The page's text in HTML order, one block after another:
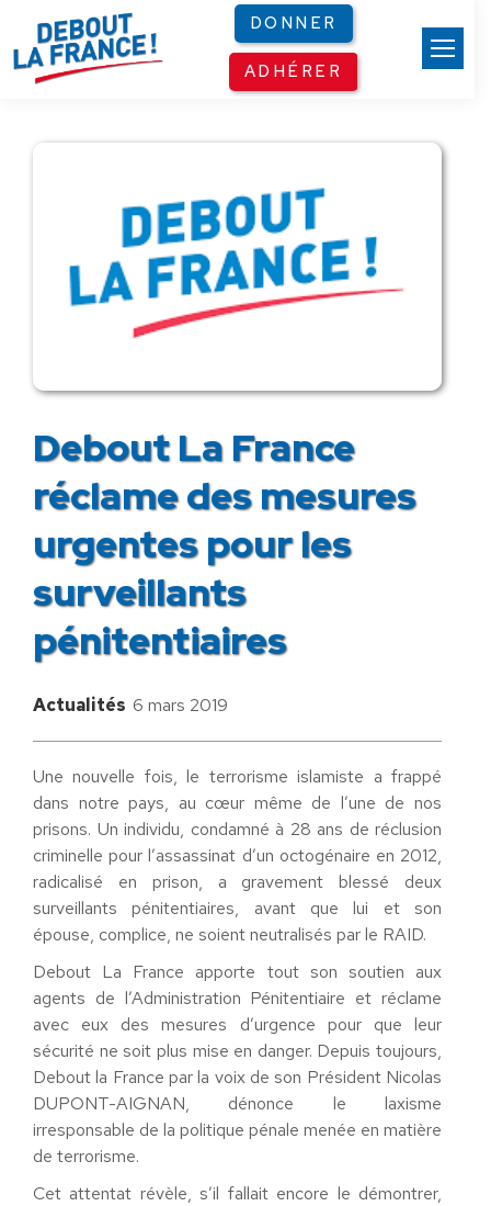
DONNER
ADHÉRER
Debout La France
réclame des mesures
urgentes pour les
surveillants
pénitentiaires
Actualités 6 mars 2019
Une nouvelle fois, le terrorisme islamiste a frappé
dans notre pays, au cœur même de l’une de nos
prisons. Un individu, condamné à 28 ans de réclusion
criminelle pour l’assassinat d’un octogénaire en 2012,
radicalisé en prison, a gravement blessé deux
surveillants pénitentiaires, avant que lui et son
épouse, complice, ne soient neutralisés par le RAID.
Debout La France apporte tout son soutien aux
agents de l’Administration Pénitentiaire et réclame
avec eux des mesures d’urgence pour que leur
sécurité ne soit plus mise en danger. Depuis toujours,
Debout la France par la voix de son Président Nicolas
DUPONT-AIGNAN, dénonce le laxisme
irresponsable de la politique pénale menée en matière
de terrorisme.
Cet attentat révèle, s’il fallait encore le démontrer,
Panneau de gestion des cookies